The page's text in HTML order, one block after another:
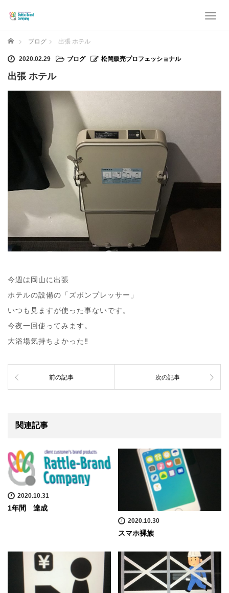
T
ホーム ブログ 出張 ホテル
2020.02.29 ブログ 松岡販売プロフェッショナル
出張 ホテル
今週は岡山に出張
ホテルの設備の「ズボンプレッサー」
いつも見ますが使った事ないです。
今夜一回使ってみます。
大浴場気持ちよかった‼︎
前の記事 次の記事
関連記事
2020.10.31
1年間 達成
2020.10.30
スマホ裸族